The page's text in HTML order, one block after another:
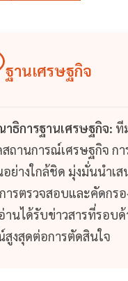
ฐานเศรษฐกิจ
ธิการฐานเศรษฐกิจ: ที
ถานการณ์เศรษฐกิจ กา
ย่างใกล้ชิด มุ่งมั่นนำเ
ารตรวจสอบและคัดกรอ
านได้รับข่าวสารที่รอบ
สูงสุดต่อการตัดสินใจ